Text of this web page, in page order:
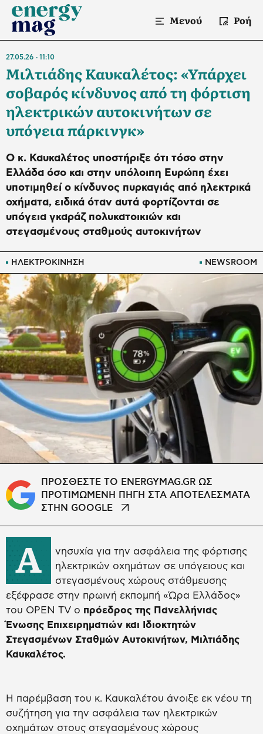
Μενού Ροή
ΗΛΕΚΤΡΟΚΙΝΗΣΗ NEWSROOM
27.05.26 11:10
Μιλτιάδης Καυκαλέτος: «Υπάρχει
σοβαρός κίνδυνος από τη φόρτιση
ηλεκτρικών αυτοκινήτων σε
υπόγεια πάρκινγκ»
Ο κ. Καυκαλέτος υποστήριξε ότι τόσο στην
Ελλάδα όσο και στην υπόλοιπη Ευρώπη έχει
υποτιμηθεί ο κίνδυνος πυρκαγιάς από ηλεκτρικά
οχήματα, ειδικά όταν αυτά φορτίζονται σε
υπόγεια γκαράζ πολυκατοικιών και
στεγασμένους σταθμούς αυτοκινήτων
ΠΡΟΣΘΕΣΤΕ ΤΟ ENERGYMAG.GR ΩΣ
ΠΡΟΤΙΜΩΜΕΝΗ ΠΗΓΗ ΣΤΑ ΑΠΟΤΕΛΕΣΜΑΤΑ
ΣΤΗΝ GOOGLE
Α
νησυχία για την ασφάλεια της φόρτισης
ηλεκτρικών οχημάτων σε υπόγειους και
στεγασμένους χώρους στάθμευσης
εξέφρασε στην πρωινή εκπομπή «Ώρα Ελλάδος»
του OPEN TV ο πρόεδρος της Πανελλήνιας
Ένωσης Επιχειρηματιών και Ιδιοκτητών
Στεγασμένων Σταθμών Αυτοκινήτων, Μιλτιάδης
Καυκαλέτος.
Η παρέμβαση του κ. Καυκαλέτου άνοιξε εκ νέου τη
συζήτηση για την ασφάλεια των ηλεκτρικών
οχημάτων στους στεγασμένους χώρους